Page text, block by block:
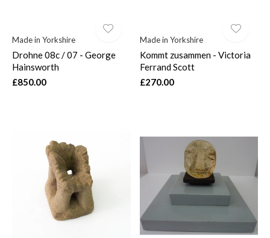
Made in Yorkshire
Drohne 08c / 07 - George
Hainsworth
£850.00
Made in Yorkshire
Kommt zusammen - Victoria
Ferrand Scott
£270.00